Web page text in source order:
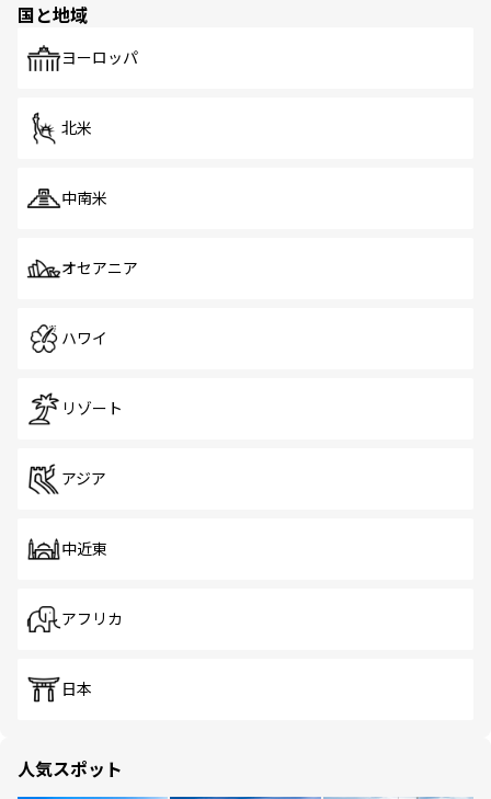
で、ホーカーズは地元の風情を楽しめる外せないスポット
国と地域
ヨーロッパ
北米
中南米
オセアニア
ハワイ
リゾート
アジア
中近東
アフリカ
日本
人気スポット